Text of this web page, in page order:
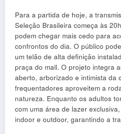
Para a partida de hoje, a
Seleção Brasileira começa às
podem chegar mais cedo para
confrontos do dia. O público
um telão de alta definição
praça do mall. O projeto integra
aberto, arborizado e intimista da
frequentadores aproveitem a
natureza. Enquanto os adultos
com uma área de lazer
indoor e outdoor, garantindo a